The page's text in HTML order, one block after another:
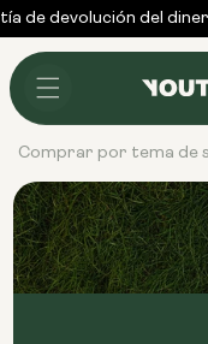
Ir al
contenido
de devolución del
Comprar por tema de